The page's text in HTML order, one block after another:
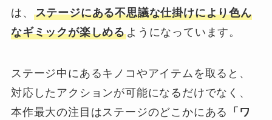
は、 ステージにある不思議な仕掛けにより色ん
なギミックが楽しめるようになっています。
ステージ中にあるキノコやアイテムを取ると、
対応したアクションが可能になるだけでなく、
本作最大の注目はステージのどこかにある
「ワ